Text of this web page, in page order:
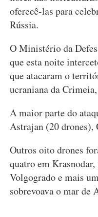
oferecê-las para
Rússia.
O Ministério da
que esta noite
que atacaram o
ucraniana da
A maior parte do
Astrajan (20 drones),
Outros oito drones
quatro em
Volgogrado e mais
sobrevoava o mar de